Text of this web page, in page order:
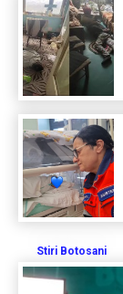
Stiri Botosani